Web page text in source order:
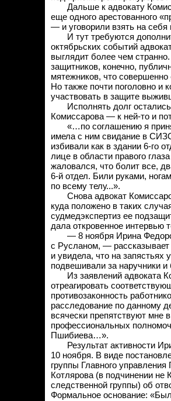
Дальше к адвокату
еще одного арестованного
— и уговорили взять на себя
И тут требуются
октябрьских событий
выглядит более чем
защитников, конечно,
мятежников, что совершенно
Но также почти поголовно и
участвовать в защите
Исполнять долг остались
Комиссарова — к ней-то и
«…по соглашению я
имела с ним свидание в
избивали как в здании 6-го
лице в области правого
жаловался, что болит все,
6-й отдел. Били руками,
по всему телу...».
Снова адвокат
куда положено в таких
судмедэкспертиз ее
дала откровенное интервью
— 8 ноября Ирина
с Русланом, —
и увидела, что на
подвешивали за наручники
Из заявлений адвоката
отреагировать
противозаконность
расследование по данному
всячески препятствуют мне
профессиональных
Пшибиева…».
Результат активности
10 ноября. В виде
группы Главного
Котлярова (в подчинении не
следственной группы) об
Формальное основание: